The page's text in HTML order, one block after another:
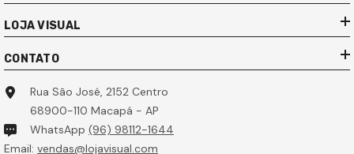
LOJA VISUAL
CONTATO
Rua São José, 2152 Centro
68900-110 Macapá - AP
WhatsApp (96) 98112-1644
Email: vendas@lojavisual.com